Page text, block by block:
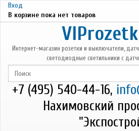
Перейти к основному содержанию
Вход
В корзине пока нет товаров
Интернет-магазин розетки и выключатели,
светодиодные светильники с
+7 (495) 540-44-16,
Нахимовский